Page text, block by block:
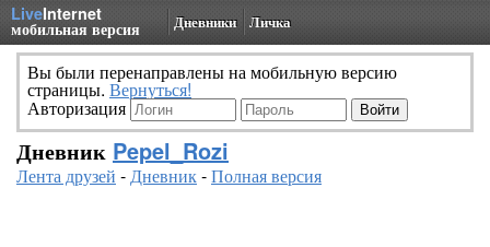
LiveInternet
мобильная версия Дневники Личка
Вы были перенаправлены на мобильную версию
страницы. Вернуться!
Авторизация
Дневник Pepel_Rozi
Лента друзей -Дневник-Полная версия